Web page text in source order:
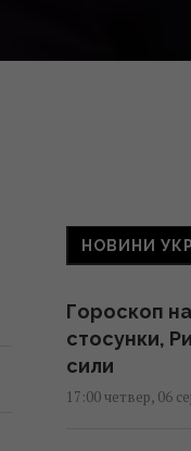
НОВИНИ
Гороскоп
стосунки,
сили
17:00 четвер, 06